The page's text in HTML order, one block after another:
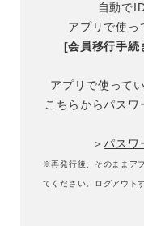
自動で
アプリで使っ
[会員移行手続
アプリで使って
こちらからパス
パスワ
※再発行後、そのままア
てください。ログアウト